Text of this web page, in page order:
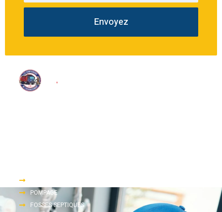
Envoyez
POMPAGE
FOSSES SEPTIQUES